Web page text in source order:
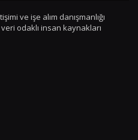
ve işe alım danışmanlığı
veri odaklı insan kaynakları